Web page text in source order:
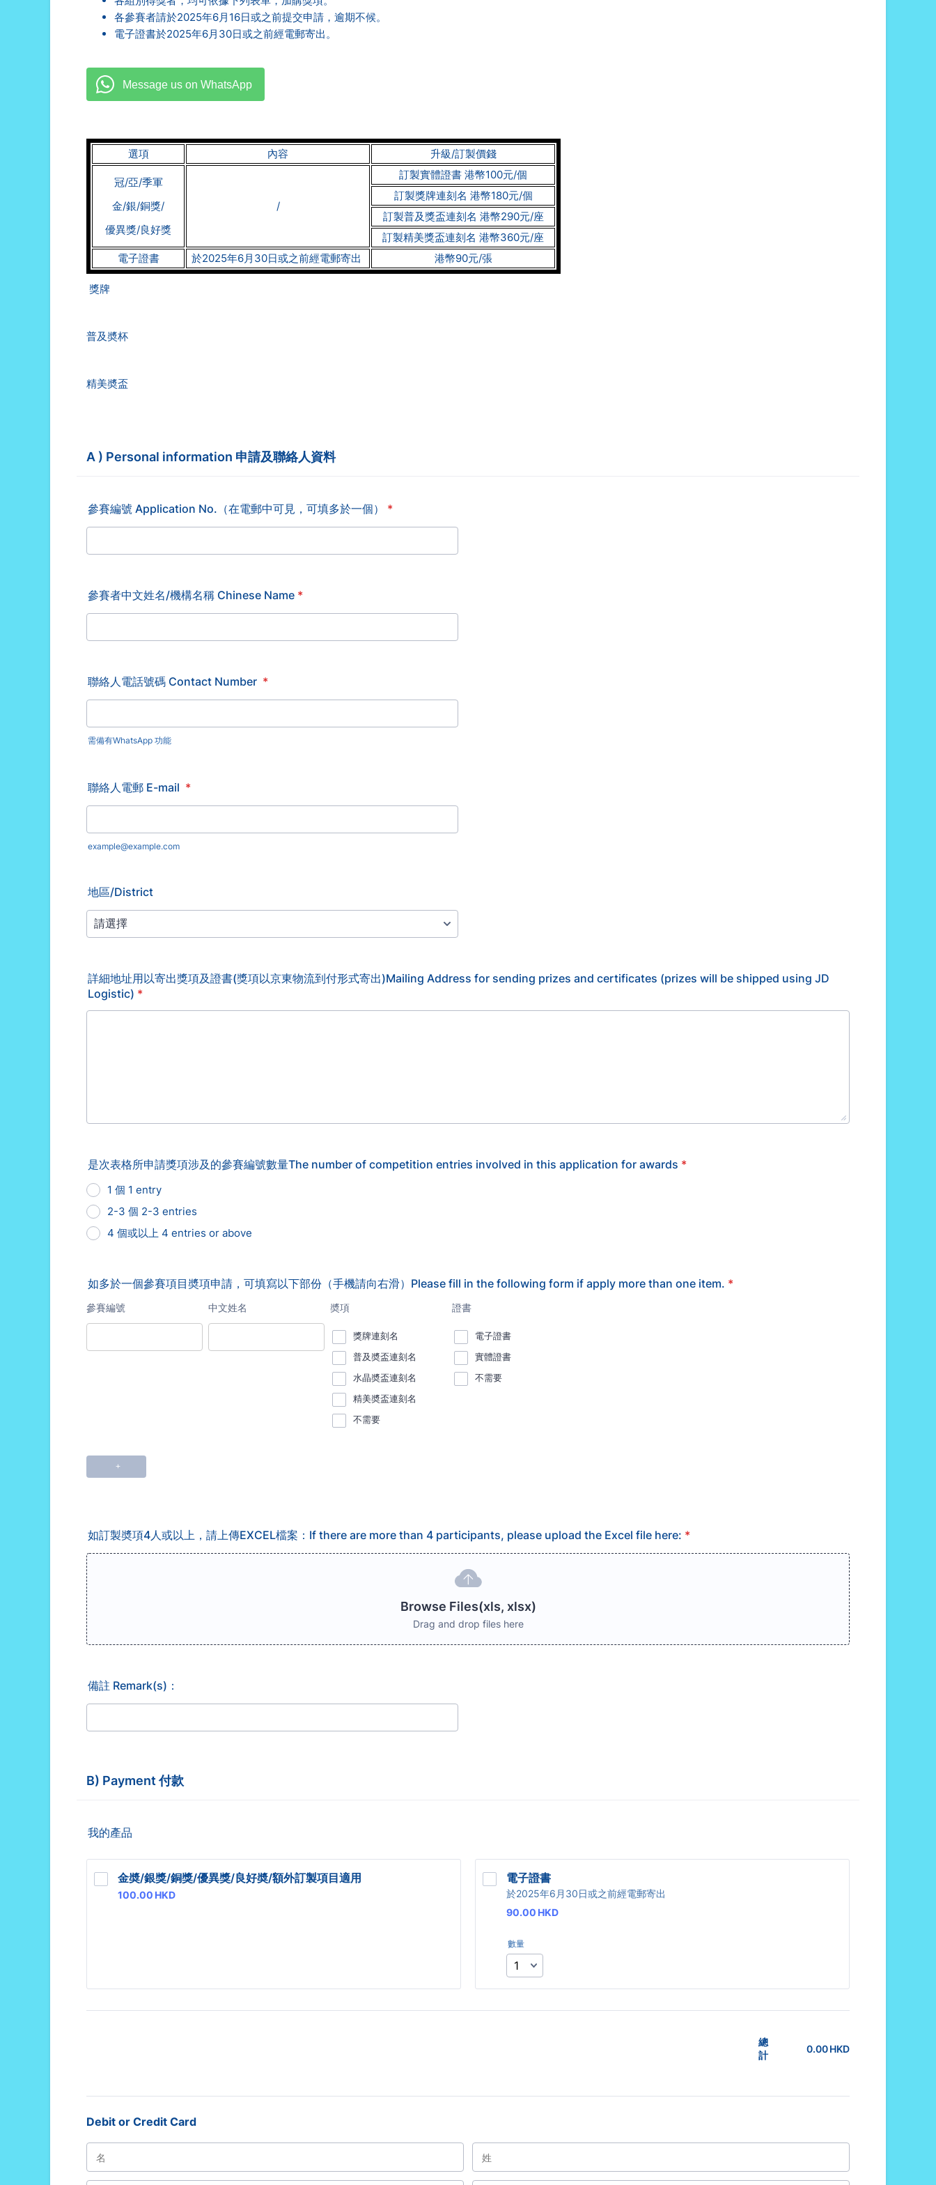
各參賽者請於2025年6月16日或之前提交申請，逾期不候。
電子證書於2025年6月30日或之前經電郵寄出。
選項 內容 升級/訂製價錢
冠/亞/季軍
金/銀/銅獎/
優異獎/良好獎
/
訂製實體證書 港幣100元/個
訂製獎牌連刻名 港幣180元/個
訂製普及獎盃連刻名 港幣290元/座
訂製精美獎盃連刻名 港幣360元/座
電子證書
於2025年6月30日或之前經電郵寄出 港幣90元/張
獎牌
普及奬杯
精美奬盃
A ) Personal information 申請及聯絡人資料
參賽編號 Application No.（在電郵中可見，可填多於一個） *
參賽者中文姓名/機構名稱 Chinese Name *
聯絡人電話號碼 Contact Number *
需備有WhatsApp 功能
聯絡人電郵 E-mail *
example@example.com
地區/District
詳細地址用以寄出獎項及證書(獎項以京東物流到付形式寄出)Mailing Address for sending prizes and certificates (prizes will be shipped using JD
Logistic) *
是次表格所申請獎項涉及的參賽編號數量The number of competition entries involved in this application for awards *
1 個 1 entry
2-3 個 2-3 entries
4 個或以上 4 entries or above
如多於一個參賽項目奬項申請，可填寫以下部份（手機請向右滑）Please fill in the following form if apply more than one item. *
如訂製奬項4人或以上，請上傳EXCEL檔案：If there are more than 4 participants, please upload the Excel file here: *
Browse Files(xls, xlsx)
Drag and drop files here
備註 Remark(s)：
B) Payment 付款
我的產品
金奬/銀獎/銅獎/優異獎/良好奬/額外訂製項目適用
100.00 HKD
100.00 HKD
電子證書
於2025年6月30日或之前經電郵寄出
90.00 HKD
90.00 HKD
數量
總
計
0.00 HKD
0.00HKD
Debit or Credit Card